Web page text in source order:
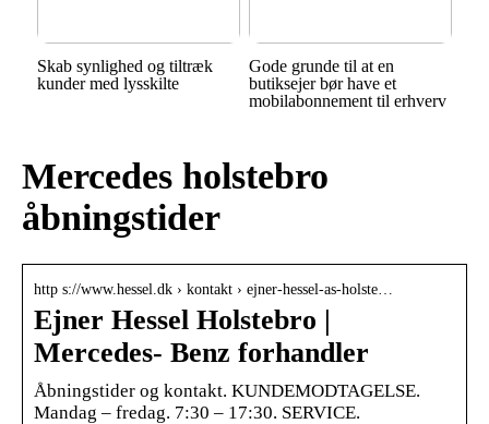
Skab synlighed og tiltræk
kunder med lysskilte
Gode grunde til at en
butiksejer bør have et
mobilabonnement til erhverv
Mercedes holstebro
åbningstider
http s://www.hessel.dk › kontakt › ejner-hessel-as-holste…
Ejner Hessel Holstebro |
Mercedes- Benz forhandler
Åbningstider og kontakt. KUNDEMODTAGELSE.
Mandag – fredag. 7:30 – 17:30. SERVICE.